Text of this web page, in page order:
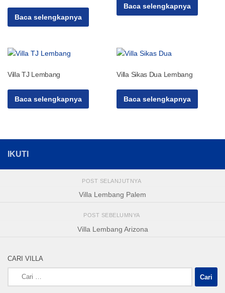
Baca selengkapnya
Baca selengkapnya
Villa TJ Lembang
Baca selengkapnya
Villa Sikas Dua Lembang
Baca selengkapnya
IKUTI
POST SELANJUTNYA
Villa Lembang Palem
POST SEBELUMNYA
Villa Lembang Arizona
CARI VILLA